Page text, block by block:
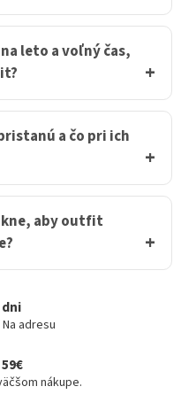
leto a voľný čas,
a čo pri ich
aby outfit
adresu
nákupe.